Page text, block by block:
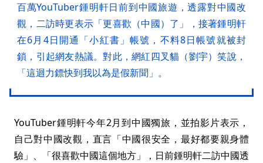
百萬YouTuber鍾明軒日前到中國旅遊，透露對中國改
觀，二訪時更表示「更喜歡（中國）了」，接著鍾明軒
在6月4日開通「小紅書」帳號，不料8日帳號就被封
鎖，引起網友熱議。對此，網紅四叉貓（劉宇）笑說，
「這迴力鏢快到我以為是假新聞」。
YouTuber鍾明軒今年2月到中國獨旅，並拍影片表示，
自己對中國改觀，直言「中國很安全，最好都要親身體
驗」、「很喜歡中國這個地方」，日前鍾明軒二訪中國透